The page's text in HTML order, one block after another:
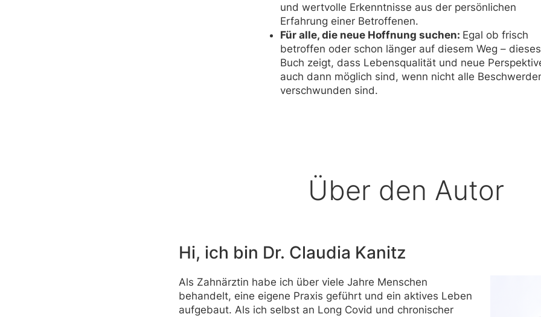
und wertvolle Erkenntnisse aus der persönlichen
Erfahrung einer Betroffenen.
Für alle, die neue Hoffnung suchen: Egal ob frisch
betroffen oder schon länger auf diesem Weg – dieses
Buch zeigt, dass Lebensqualität und neue
auch dann möglich sind, wenn nicht alle
verschwunden sind.
Über den Autor
Hi, ich bin Dr. Claudia Kanitz
Als Zahnärztin habe ich über viele Jahre Menschen
behandelt, eine eigene Praxis geführt und ein aktives Leben
aufgebaut. Als ich selbst an Long Covid und chronischer